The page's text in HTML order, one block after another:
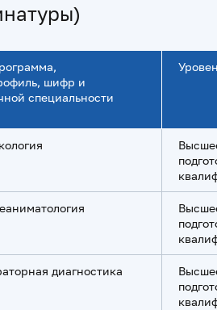
шифр и
специальности
диагностика